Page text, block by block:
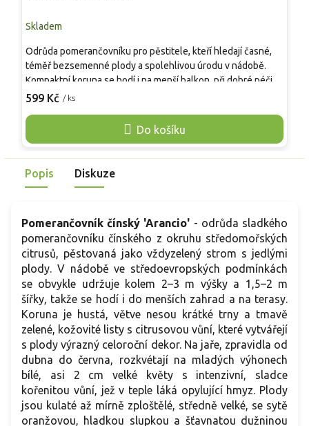
Skladem
599 Kč / ks
Do košíku
Odrůda pomerančovníku pro pěstitele, kteří hledají časné,
téměř bezsemenné plody a spolehlivou úrodu v nádobě.
Kompaktní koruna se hodí i na menší balkon, při dobré péči
poskytuje středně velké plody 7–8 cm s pevnou dužninou a
dorůstá asi 1,5–2 m, kvete vonnými bílými květy a plodí od
listopadu do ledna. Rostlina vyžaduje plné slunce, výživný
omezenou zálivkou.
Popis Diskuze
Pomerančovník čínský 'Arancio' - odrůda sladkého
pomerančovníku čínského z okruhu středomořských
citrusů, pěstovaná jako vždyzelený strom s jedlými
plody. V nádobě ve středoevropských podmínkách
se obvykle udržuje kolem 2–3 m výšky a 1,5–2 m
šířky, takže se hodí i do menších zahrad a na terasy.
Koruna je hustá, větve nesou krátké trny a tmavě
zelené, kožovité listy s citrusovou vůní, které vytvářejí
s plody výrazný celoroční dekor. Na jaře, zpravidla od
dubna do června, rozkvétají na mladých výhonech
bílé, asi 2 cm velké květy s intenzivní, sladce
kořenitou vůní, jež v teple láká opylující hmyz. Plody
jsou kulaté až mírně zploštělé, středně velké, se sytě
oranžovou, hladkou slupkou a šťavnatou dužninou